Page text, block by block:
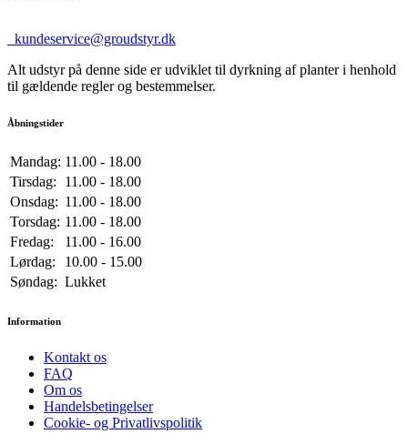
kundeservice@groudstyr.dk
Alt udstyr på denne side er udviklet til dyrkning af planter i henhold
til gældende regler og bestemmelser.
Åbningstider
Mandag: 11.00 - 18.00
Tirsdag:
11.00 - 18.00
Onsdag: 11.00 - 18.00
Torsdag: 11.00 - 18.00
Fredag:
11.00 - 16.00
Lørdag:
10.00 - 15.00
Søndag: Lukket
Information
Kontakt os
FAQ
Om os
Handelsbetingelser
Cookie- og Privatlivspolitik